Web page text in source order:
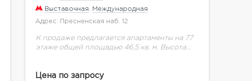
Выставочная Международная
Адрес: Пресненская наб. 12
К продаже предлагается апартаменты на 77
этаже общей площадью 46,5 кв. м. Высота
насладиться эксклюзивной панорамой
Цена по запросу